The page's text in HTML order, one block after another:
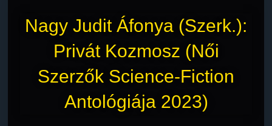
Nagy Judit Áfonya (Szerk.):
Privát Kozmosz (Női
Szerzők Science-Fiction
Antológiája 2023)